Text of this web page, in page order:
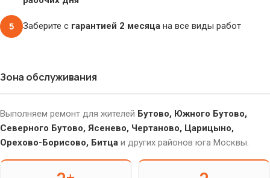
5 Заберите с гарантией 2 месяца на все виды работ
Зона обслуживания
Выполняем ремонт для жителей Бутово, Южного Бутово,
Северного Бутово, Ясенево, Чертаново, Царицыно,
Орехово-Борисово, Битца и других районов юга Москвы.